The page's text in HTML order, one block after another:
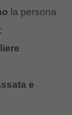
la persona
e